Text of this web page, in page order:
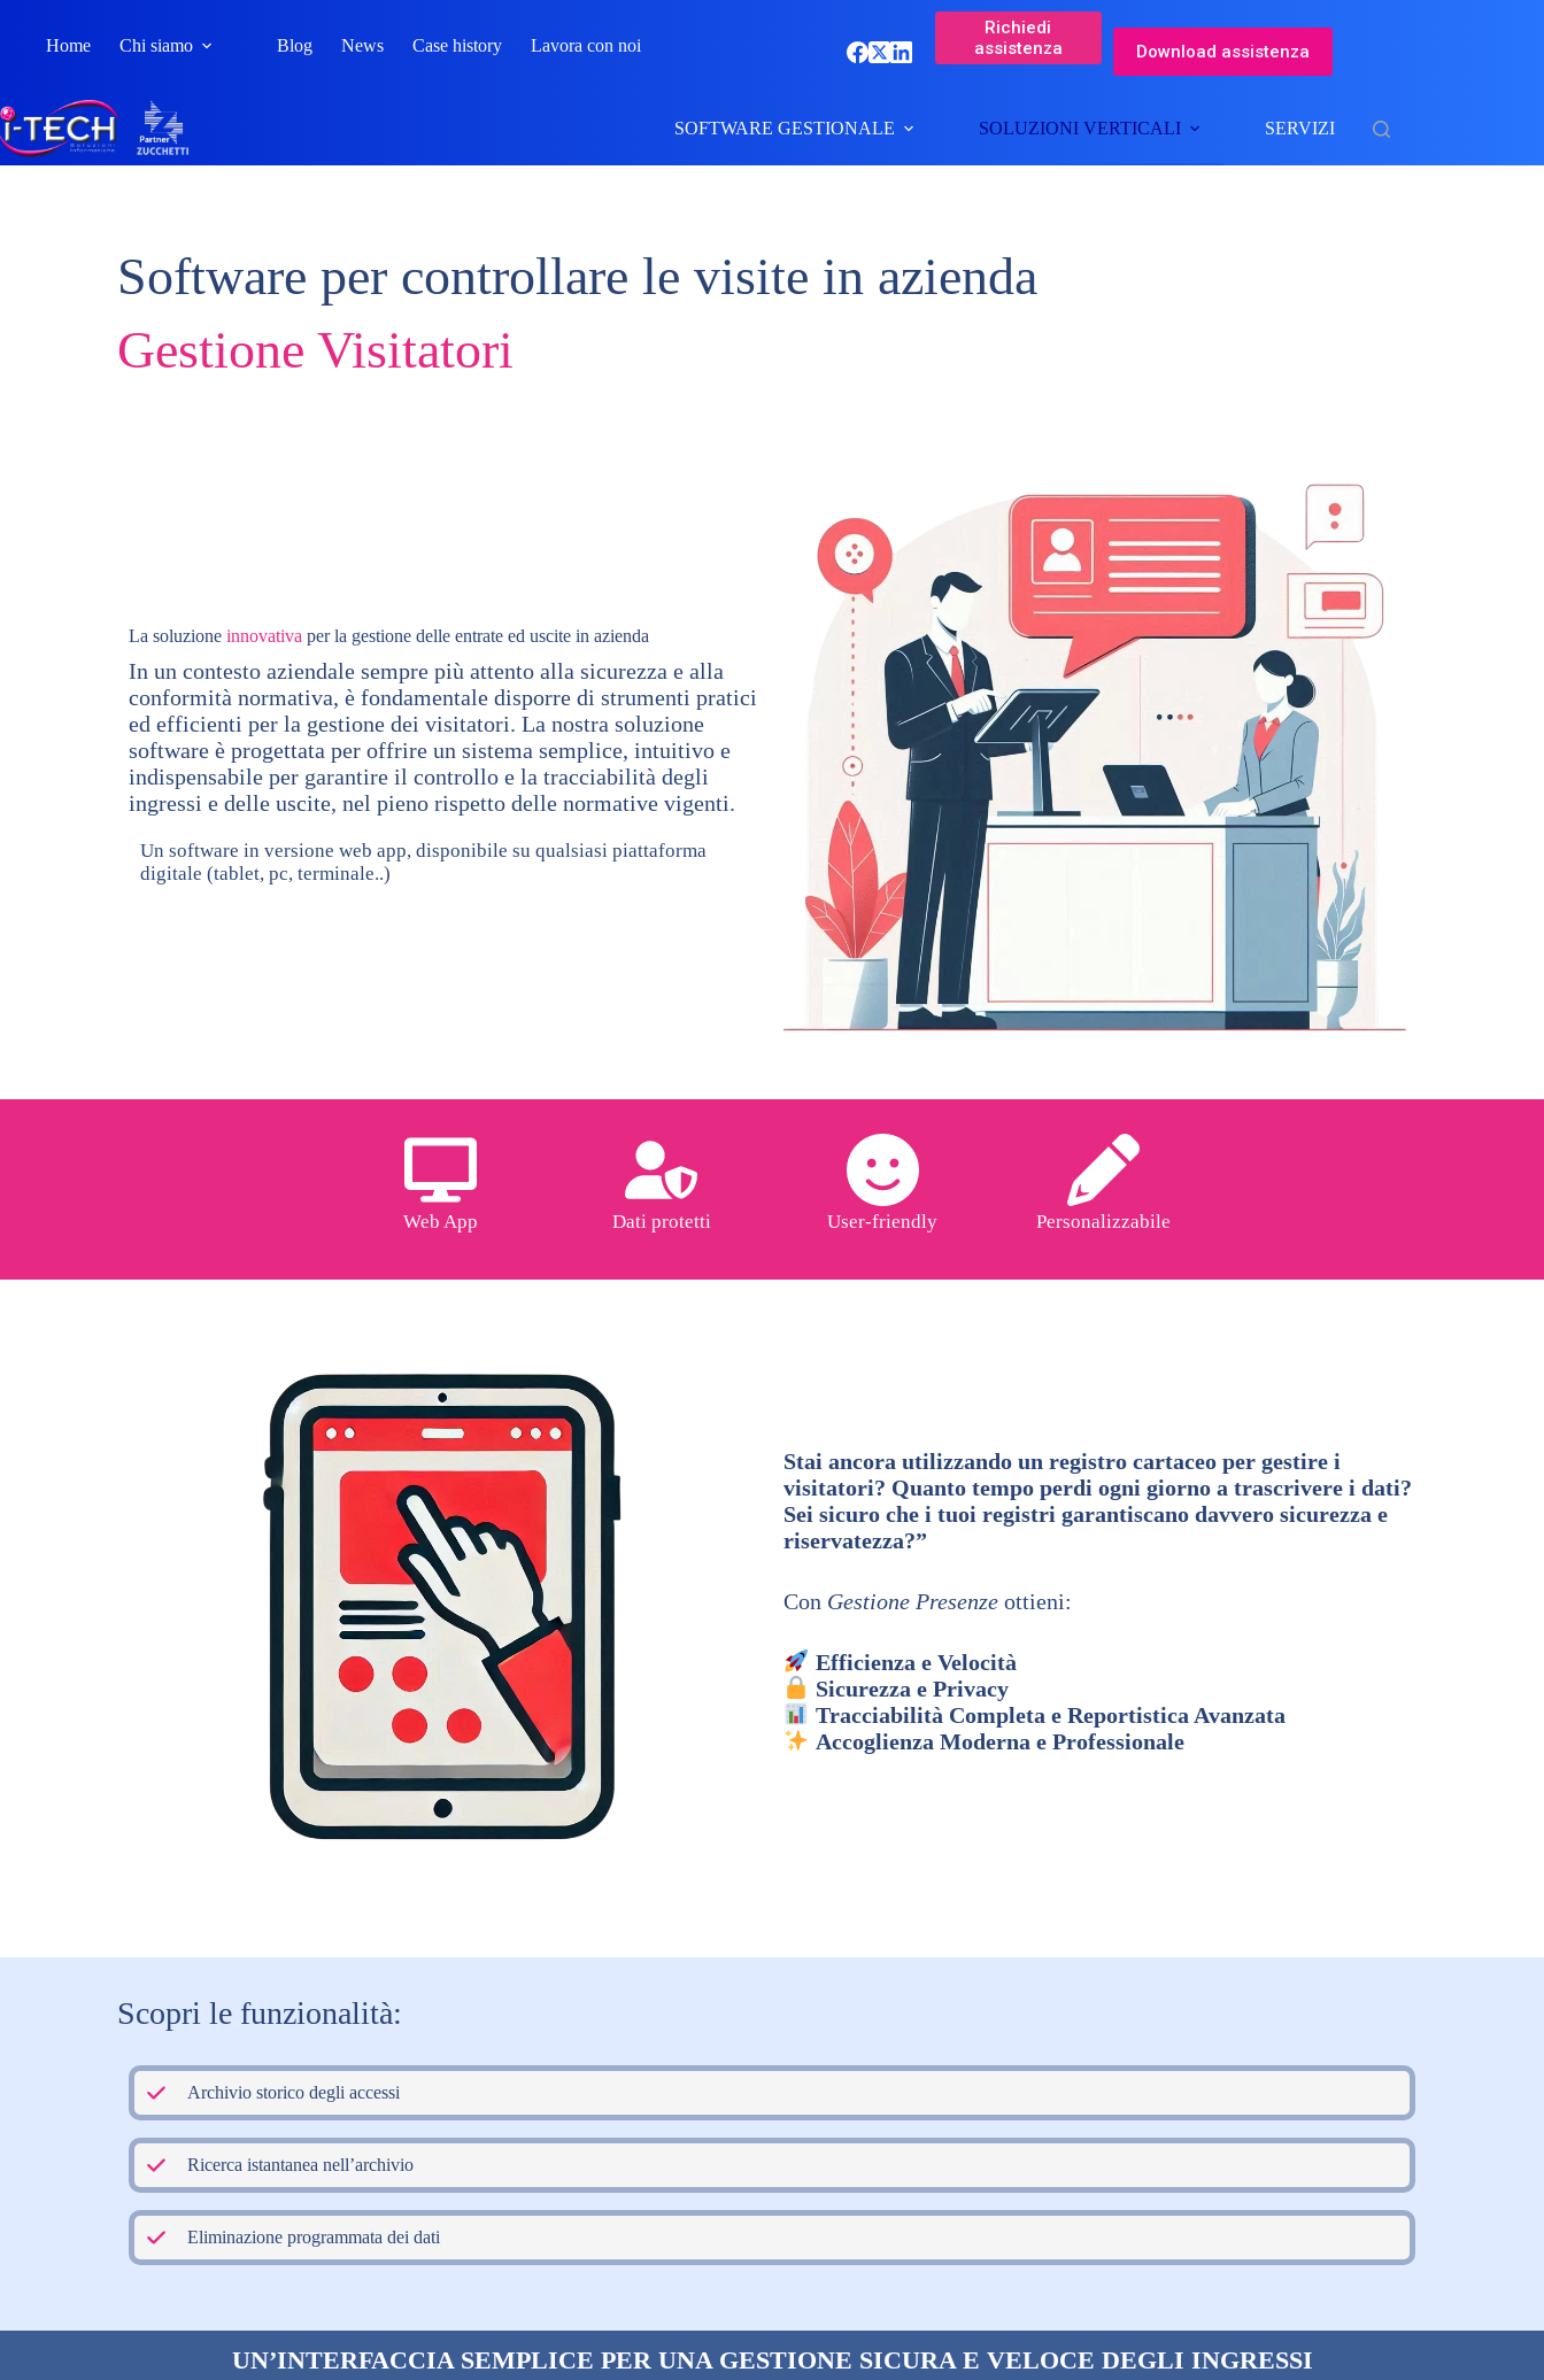
contentHome Chi siamo Blog News Case history Lavora con noi
Richiedi
assistenza
Download assistenza
SOFTWARE GESTIONALE SOLUZIONI VERTICALI SERVIZI
Software per controllare le visite in azienda
Gestione Visitatori
La soluzione innovativa per la gestione delle entrate ed uscite in azienda
In un contesto aziendale sempre più attento alla sicurezza e alla
conformità normativa, è fondamentale disporre di strumenti pratici
ed efficienti per la gestione dei visitatori. La nostra soluzione
software è progettata per offrire un sistema semplice, intuitivo e
indispensabile per garantire il controllo e la tracciabilità degli
ingressi e delle uscite, nel pieno rispetto delle normative vigenti.
Un software in versione web app, disponibile su qualsiasi piattaforma
digitale (tablet, pc, terminale..)
Web App Dati protetti User-friendly Personalizzabile
Stai ancora utilizzando un registro cartaceo per gestire i
visitatori? Quanto tempo perdi ogni giorno a trascrivere i dati?
Sei sicuro che i tuoi registri garantiscano davvero sicurezza e
riservatezza?”
Con Gestione Presenze ottieni:
Efficienza e Velocità
Sicurezza e Privacy
Tracciabilità Completa e Reportistica Avanzata
Accoglienza Moderna e Professionale
Scopri le funzionalità:
Archivio storico degli accessi
Ricerca istantanea nell’archivio
Eliminazione programmata dei dati
UN’INTERFACCIA SEMPLICE PER UNA GESTIONE SICURA E VELOCE DEGLI INGRESSI